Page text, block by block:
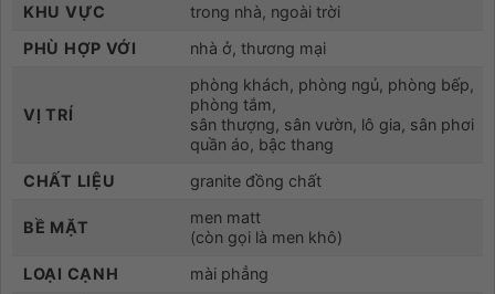
KHU VỰC
trong nhà, ngoài trời
PHÙ HỢP VỚI
nhà ở, thương mại
VỊ TRÍ
phòng khách, phòng ngủ, phòng bếp,
phòng tắm,
sân thượng, sân vườn, lô gia, sân phơi
quần áo, bậc thang
CHẤT LIỆU
granite đồng chất
BỀ MẶT
men matt
(còn gọi là men khô)
LOẠI CẠNH
mài phẳng